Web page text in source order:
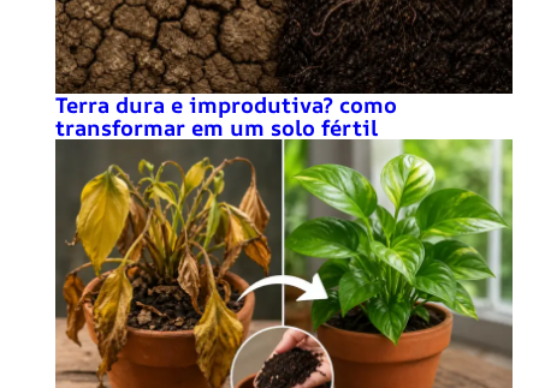
Terra dura e improdutiva? como
transformar em um solo fértil